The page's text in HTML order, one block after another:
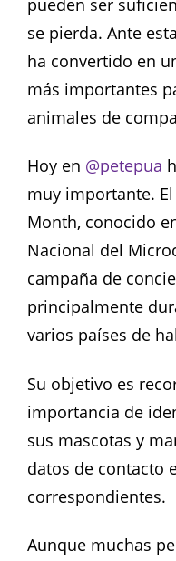
se pierda. Ante
ha convertido en
más importantes
animales de
Hoy en @petepua
muy importante.
Month, conocido
Nacional del
campaña de
principalmente
varios países de
Su objetivo es
importancia de
sus mascotas y
datos de contacto
correspondientes.
Aunque muchas